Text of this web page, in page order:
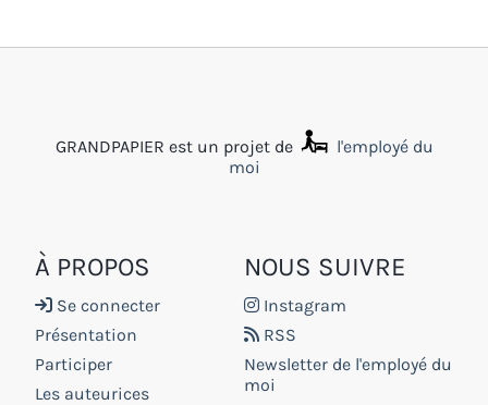
GRANDPAPIER est un projet de
l'employé du
moi
À PROPOS
Se connecter
Présentation
Participer
Les auteurices
NOUS SUIVRE
Instagram
RSS
Newsletter de l'employé du
moi